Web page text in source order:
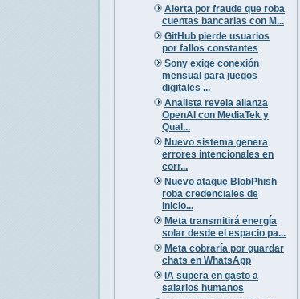
Alerta por fraude que roba
cuentas bancarias con M...
GitHub pierde usuarios
por fallos constantes
Sony exige conexión
mensual para juegos
digitales ...
Analista revela alianza
OpenAI con MediaTek y
Qual...
Nuevo sistema genera
errores intencionales en
corr...
Nuevo ataque BlobPhish
roba credenciales de
inicio...
Meta transmitirá energía
solar desde el espacio pa...
Meta cobraría por guardar
chats en WhatsApp
IA supera en gasto a
salarios humanos